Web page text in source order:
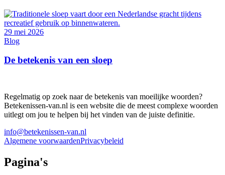
29 mei 2026
Blog
De betekenis van een sloep
Regelmatig op zoek naar de betekenis van moeilijke woorden?
Betekenissen-van.nl is een website die de meest complexe woorden
uitlegt om jou te helpen bij het vinden van de juiste definitie.
info@betekenissen-van.nl
Algemene voorwaardenPrivacybeleid
Pagina's